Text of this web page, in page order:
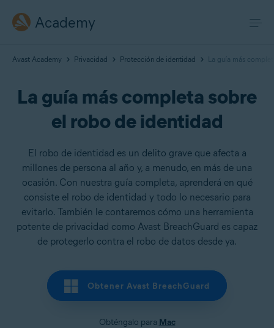
Academy
Avast Academy Privacidad Protección de identidad La guía más
La guía más completa sobre
el robo de identidad
El robo de identidad es un delito grave que afecta a
millones de persona al año y, a menudo, en más de una
ocasión. Con nuestra guía completa, aprenderá en qué
consiste el robo de identidad y todo lo necesario para
evitarlo. También le contaremos cómo una herramienta
potente de privacidad como Avast BreachGuard es capaz
de protegerlo contra el robo de datos desde ya.
Obtener Avast BreachGuard
Obténgalo para Mac